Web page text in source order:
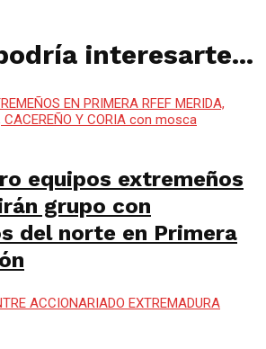
interesarte...
equipos extremeños
grupo con
del norte en Primera